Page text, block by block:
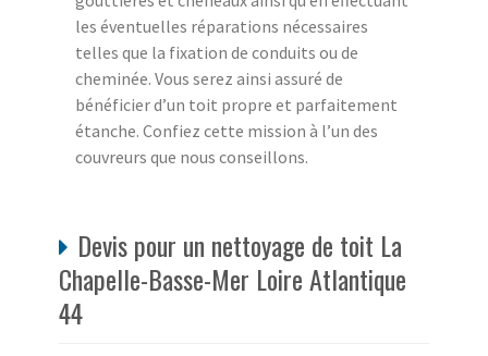
les éventuelles réparations nécessaires
telles que la fixation de conduits ou de
cheminée. Vous serez ainsi assuré de
bénéficier d’un toit propre et parfaitement
étanche. Confiez cette mission à l’un des
couvreurs que nous conseillons.
Devis pour un nettoyage de toit La
Chapelle-Basse-Mer Loire Atlantique
44